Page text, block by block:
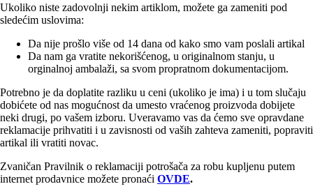
Ukoliko niste zadovolnji nekim artiklom, možete ga zameniti pod
sledećim uslovima:
Da nije prošlo više od 14 dana od kako smo vam poslali artikal
Da nam ga vratite nekorišćenog, u originalnom stanju, u
orginalnoj ambalaži, sa svom propratnom dokumentacijom.
Potrebno je da doplatite razliku u ceni (ukoliko je ima) i u tom slučaju
dobićete od nas mogućnost da umesto vraćenog proizvoda dobijete
neki drugi, po vašem izboru. Uveravamo vas da ćemo sve opravdane
reklamacije prihvatiti i u zavisnosti od vaših zahteva zameniti, popraviti
artikal ili vratiti novac.
Zvaničan Pravilnik o reklamaciji potrošača za robu kupljenu putem
internet prodavnice možete pronaći OVDE.